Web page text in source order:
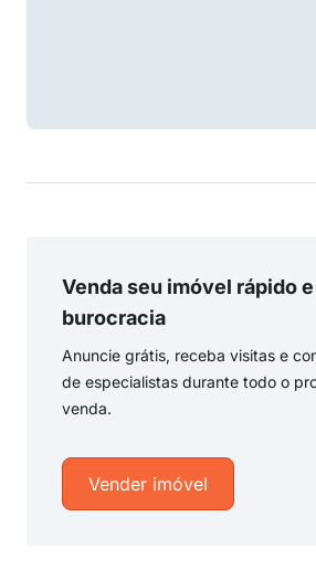
Venda seu imóvel rápido
burocracia
Anuncie grátis, receba visitas e
de especialistas durante todo o
venda.
Vender imóvel